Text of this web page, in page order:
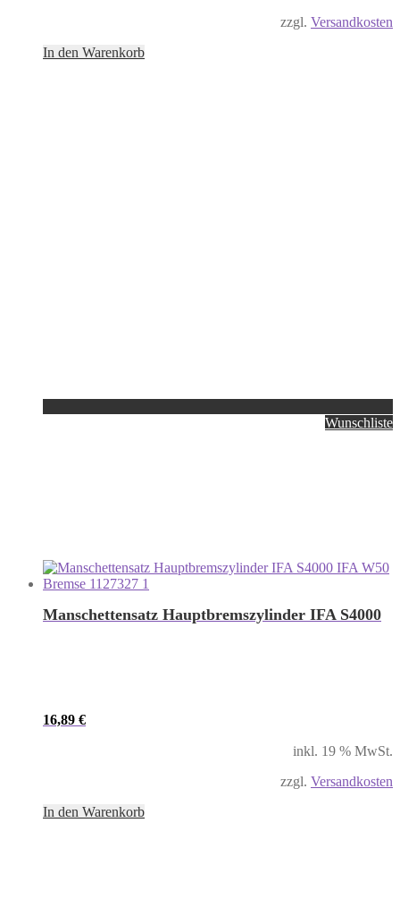
zzgl. Versandkosten
In den Warenkorb
Wunschliste
Manschettensatz Hauptbremszylinder IFA S4000
16,89 €
inkl. 19 % MwSt.
zzgl. Versandkosten
In den Warenkorb